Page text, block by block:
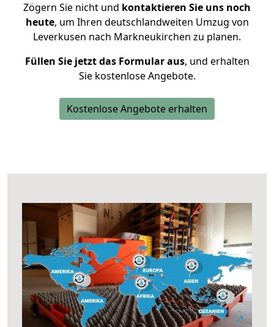
Zögern Sie nicht und kontaktieren Sie uns noch
heute, um Ihren deutschlandweiten Umzug von
Leverkusen nach Markneukirchen zu planen.
Füllen Sie jetzt das Formular aus, und erhalten
Sie kostenlose Angebote.
Kostenlose Angebote erhalten